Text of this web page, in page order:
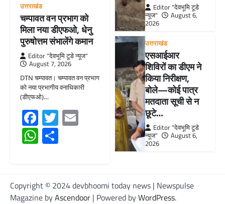
उत्तराखंड
चम्पावत वन प्रभाग को
मिला नया डीएफओ, धेनु
पुरुषोत्तम संभालेंगे कमान
Editor "देवभूमि टूडे न्यूज"
August 7, 2026
DTN चम्पावत। चम्पावत वन प्रभाग
को नया प्रभागीय वनाधिकारी
(डीएफओ)…
Facebook
TwitterEmail
WhatsApp
Editor "देवभूमि टूडे
न्यूज"
August 6,
2026
उत्तराखंड
एसआईआर
शिविरों का डीएम ने
किया निरीक्षण,
बोले—कोई पात्र
मतदाता सूची से न
छूटे…
Editor "देवभूमि टूडे
न्यूज"
August 6,
2026
Copyright © 2024 devbhoomi today news | Newspulse
Magazine byAscendoor | Powered byWordPress.